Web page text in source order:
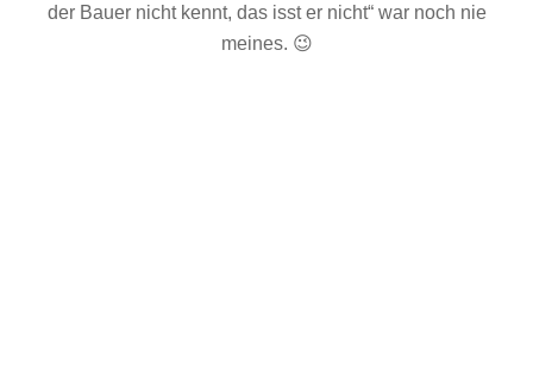
der Bauer nicht kennt, das isst er nicht“ war noch nie
meines. 😉